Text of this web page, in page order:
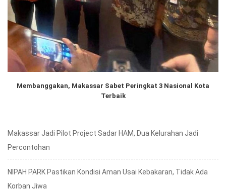
Membanggakan, Makassar Sabet Peringkat 3 Nasional Kota
Terbaik
Makassar Jadi Pilot Project Sadar HAM, Dua Kelurahan Jadi
Percontohan
NIPAH PARK Pastikan Kondisi Aman Usai Kebakaran, Tidak Ada
Korban Jiwa